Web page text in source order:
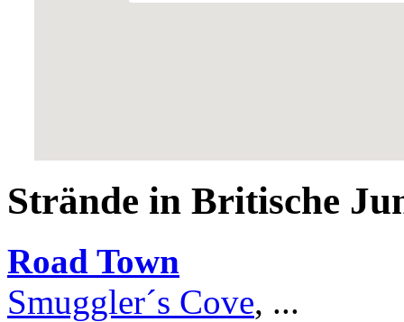
Strände in Britische
Road Town
Smuggler´s Cove, ...